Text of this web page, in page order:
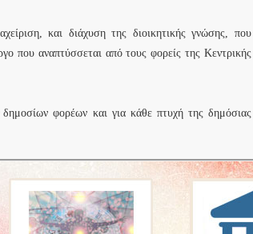
και διάχυση της διοικητικής γνώσης, που
που αναπτύσσεται από τους φορείς της Κεντρικής
φορέων και για κάθε πτυχή της δημόσιας